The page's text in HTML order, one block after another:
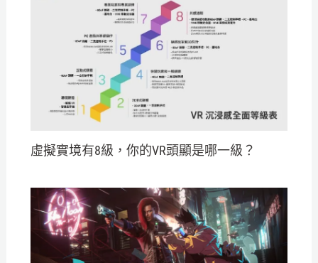
虛擬實境有8級，你的VR頭顯是哪一級？